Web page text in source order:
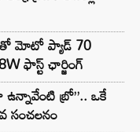
మోటో ప్యాడ్ 70
ఫాస్ట్ ఛార్జింగ్
బ్రో”.. ఒకే
సంచలనం